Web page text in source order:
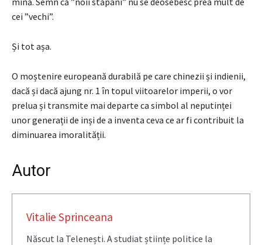
cei ”vechi”.
Și tot așa.
O moștenire europeană durabilă pe care chinezii și indienii,
dacă și dacă ajung nr. 1 în topul viitoarelor imperii, o vor
prelua și transmite mai departe ca simbol al neputinței
unor generații de inși de a inventa ceva ce ar fi contribuit la
diminuarea imoralității.
Autor
Vitalie Sprinceana
Născut la Telenești. A studiat științe politice la